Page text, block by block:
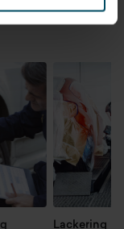
Lackering